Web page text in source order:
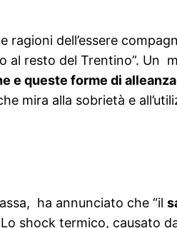
ragioni dell’essere
al resto del Trentino”. Un
e queste forme di
mira alla sobrietà e
ha annunciato che “il
shock termico, causato